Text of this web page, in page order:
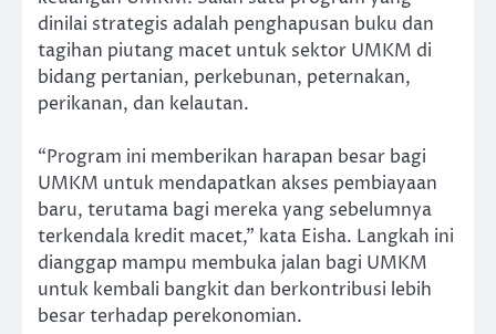
dinilai strategis adalah penghapusan buku dan
tagihan piutang macet untuk sektor UMKM di
bidang pertanian, perkebunan, peternakan,
perikanan, dan kelautan.
“Program ini memberikan harapan besar bagi
UMKM untuk mendapatkan akses pembiayaan
baru, terutama bagi mereka yang sebelumnya
terkendala kredit macet,” kata Eisha. Langkah ini
dianggap mampu membuka jalan bagi UMKM
untuk kembali bangkit dan berkontribusi lebih
besar terhadap perekonomian.